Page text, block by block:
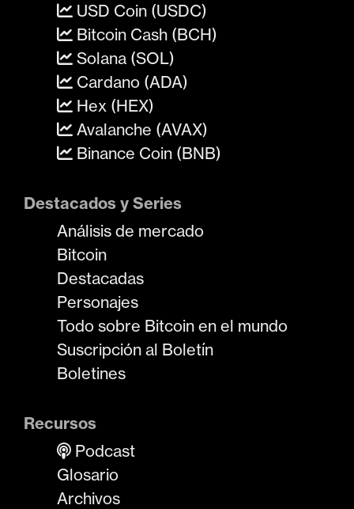
USD Coin (USDC)
Bitcoin Cash (BCH)
Solana (SOL)
Cardano (ADA)
Hex (HEX)
Avalanche (AVAX)
Binance Coin (BNB)
Destacados y Series
Análisis de mercado
Bitcoin
Destacadas
Personajes
Todo sobre Bitcoin en el mundo
Suscripción al Boletín
Boletines
Recursos
Podcast
Glosario
Archivos